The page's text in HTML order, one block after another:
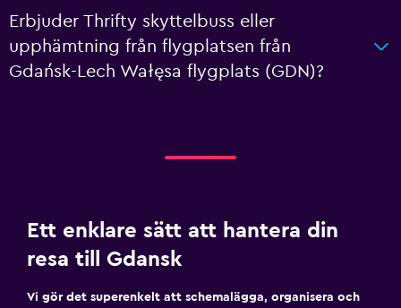
Erbjuder Thrifty skyttelbuss eller
upphämtning från flygplatsen från
Gdańsk-Lech Wałęsa flygplats (GDN)?
Ett enklare sätt att hantera din
resa till Gdansk
Vi gör det superenkelt att schemalägga, organisera och